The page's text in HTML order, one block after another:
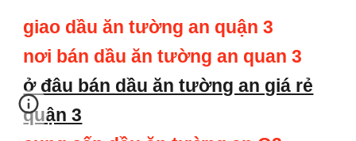
giao dầu ăn tường an quận 3
nơi bán dầu ăn tường an quan 3
ở đâu bán dầu ăn tường an giá rẻ
quận 3